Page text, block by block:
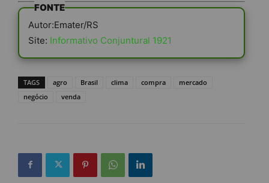
FONTE
Autor:Emater/RS
Site: Informativo Conjuntural 1921
TAGS agro Brasil clima compra
mercado
negócio
venda